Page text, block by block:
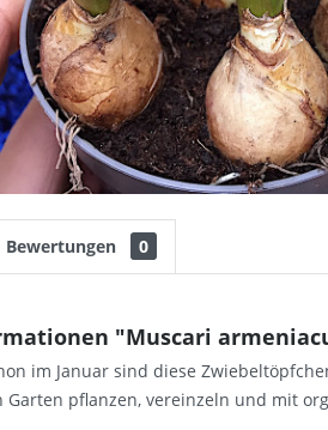
Bewertungen 0
"Muscari
im Januar sind diese
pflanzen, vereinzeln und mit